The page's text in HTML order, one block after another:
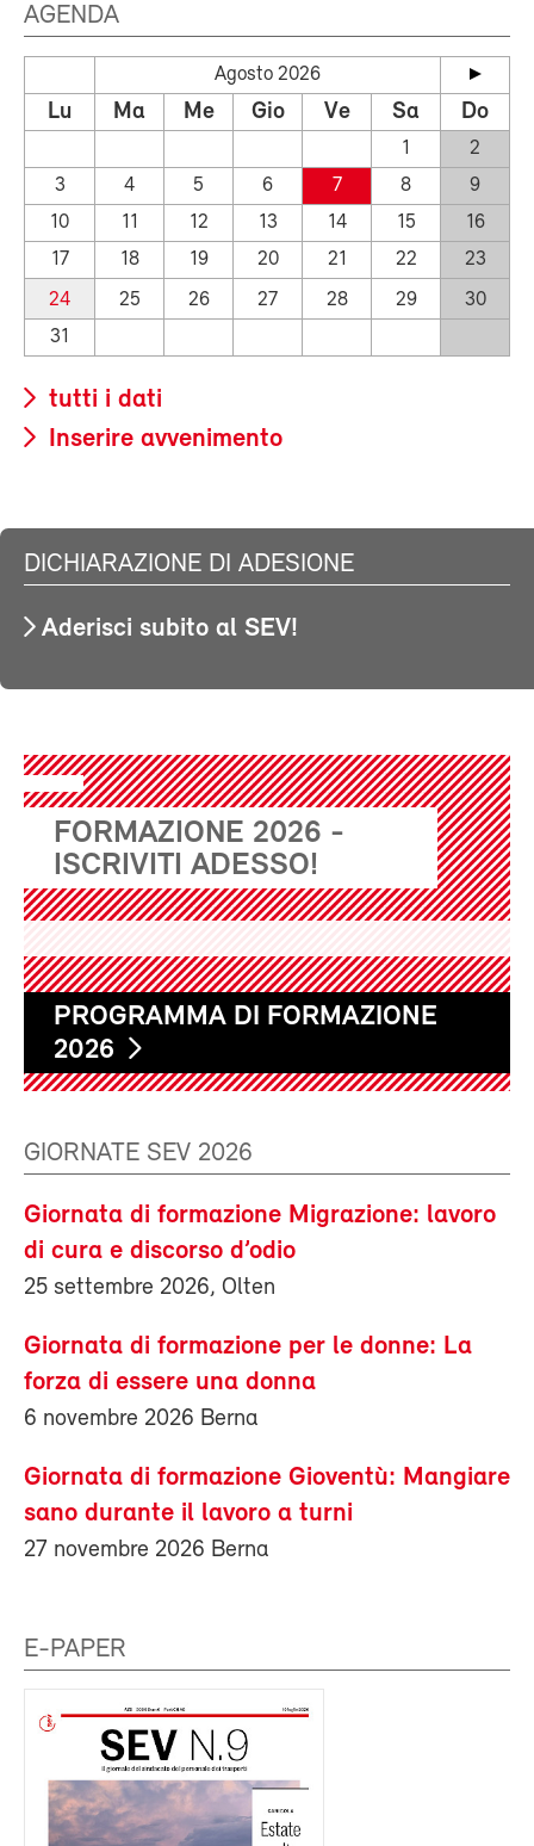
AGENDA
Agosto 2026
Lu Ma Me Gio Ve Sa Do
1
2
3
4 5 6 7 8
9
10
11 12 13 14 15
16
17
18 19 20 21 22
23
24
25 26 27 28 29
30
31
tutti i dati
Inserire avvenimento
DICHIARAZIONE DI ADESIONE
Aderisci subito al SEV!
FORMAZIONE 2026 -
ISCRIVITI ADESSO!
PROGRAMMA DI FORMAZIONE
2026
GIORNATE SEV 2026
Giornata di formazione Migrazione: lavoro
di cura e discorso d’odio
25 settembre 2026, Olten
Giornata di formazione per le donne: La
forza di essere una donna
6 novembre 2026 Berna
Giornata di formazione Gioventù: Mangiare
sano durante il lavoro a turni
27 novembre 2026 Berna
E-PAPER